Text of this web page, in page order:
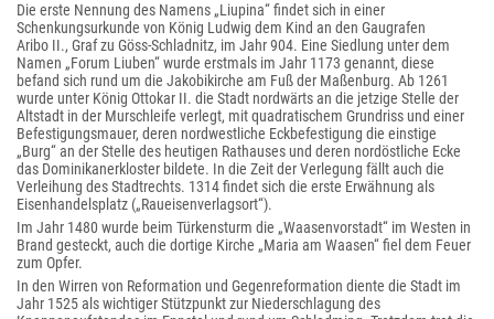
Die erste Nennung des Namens „Liupina“ findet sich in einer
Schenkungsurkunde von König Ludwig dem Kind an den Gaugrafen
Aribo II., Graf zu Göss-Schladnitz, im Jahr 904. Eine Siedlung unter dem
Namen „Forum Liuben“ wurde erstmals im Jahr 1173 genannt, diese
befand sich rund um die Jakobikirche am Fuß der Maßenburg. Ab 1261
wurde unter König Ottokar II. die Stadt nordwärts an die jetzige Stelle der
Altstadt in der Murschleife verlegt, mit quadratischem Grundriss und einer
Befestigungsmauer, deren nordwestliche Eckbefestigung die einstige
„Burg“ an der Stelle des heutigen Rathauses und deren nordöstliche Ecke
das Dominikanerkloster bildete. In die Zeit der Verlegung fällt auch die
Verleihung des Stadtrechts. 1314 findet sich die erste Erwähnung als
Eisenhandelsplatz („Raueisenverlagsort“).
Im Jahr 1480 wurde beim Türkensturm die „Waasenvorstadt“ im Westen in
Brand gesteckt, auch die dortige Kirche „Maria am Waasen“ fiel dem Feuer
zum Opfer.
In den Wirren von Reformation und Gegenreformation diente die Stadt im
Jahr 1525 als wichtiger Stützpunkt zur Niederschlagung des